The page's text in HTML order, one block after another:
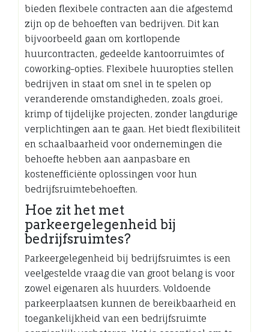
bieden flexibele contracten aan die afgestemd
zijn op de behoeften van bedrijven. Dit kan
bijvoorbeeld gaan om kortlopende
huurcontracten, gedeelde kantoorruimtes of
coworking-opties. Flexibele huuropties stellen
bedrijven in staat om snel in te spelen op
veranderende omstandigheden, zoals groei,
krimp of tijdelijke projecten, zonder langdurige
verplichtingen aan te gaan. Het biedt flexibiliteit
en schaalbaarheid voor ondernemingen die
behoefte hebben aan aanpasbare en
kostenefficiënte oplossingen voor hun
bedrijfsruimtebehoeften.
Hoe zit het met
parkeergelegenheid bij
bedrijfsruimtes?
Parkeergelegenheid bij bedrijfsruimtes is een
veelgestelde vraag die van groot belang is voor
zowel eigenaren als huurders. Voldoende
parkeerplaatsen kunnen de bereikbaarheid en
toegankelijkheid van een bedrijfsruimte